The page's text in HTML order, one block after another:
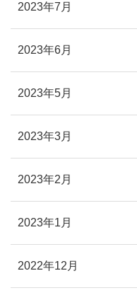
2023年7月
2023年6月
2023年5月
2023年3月
2023年2月
2023年1月
2022年12月